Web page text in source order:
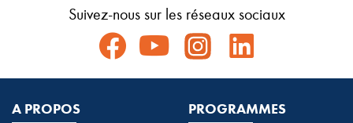
Suivez-nous sur les réseaux sociaux
A PROPOS PROGRAMMES